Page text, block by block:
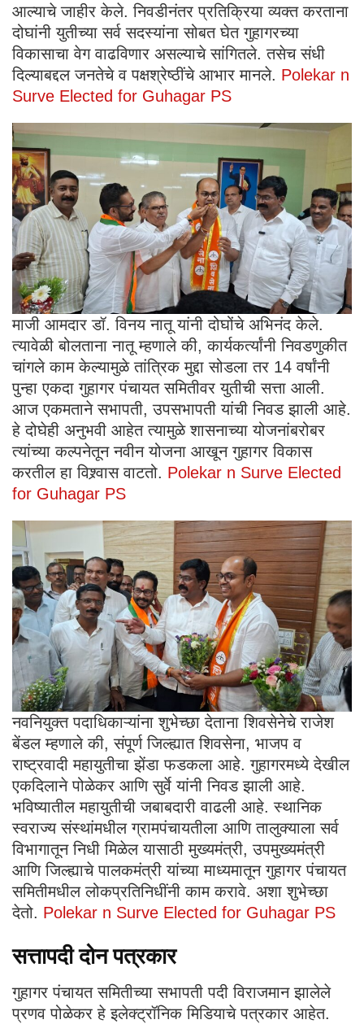
आल्याचे जाहीर केले. निवडीनंतर प्रतिक्रिया व्यक्त करताना
दोघांनी युतीच्या सर्व सदस्यांना सोबत घेत गुहागरच्या
विकासाचा वेग वाढविणार असल्याचे सांगितले. तसेच संधी
दिल्याबद्दल जनतेचे व पक्षश्रेष्ठींचे आभार मानले. Polekar n
Surve Elected for Guhagar PS
माजी आमदार डॉ. विनय नातू यांनी दोघोंचे अभिनंद केले.
त्यावेळी बोलताना नातू म्हणाले की, कार्यकर्त्यांनी निवडणुकीत
चांगले काम केल्यामुळे तांत्रिक मुद्दा सोडला तर 14 वर्षांनी
पुन्हा एकदा गुहागर पंचायत समितीवर युतीची सत्ता आली.
आज एकमताने सभापती, उपसभापती यांची निवड झाली आहे.
हे दोघेही अनुभवी आहेत त्यामुळे शासनाच्या योजनांबरोबर
त्यांच्या कल्पनेतून नवीन योजना आखून गुहागर विकास
करतील हा विश्र्वास वाटतो. Polekar n Surve Elected
for Guhagar PS
नवनियुक्त पदाधिकाऱ्यांना शुभेच्छा देताना शिवसेनेचे राजेश
बेंडल म्हणाले की, संपूर्ण जिल्ह्यात शिवसेना, भाजप व
राष्ट्रवादी महायुतीचा झेंडा फडकला आहे. गुहागरमध्ये देखील
एकदिलाने पोळेकर आणि सुर्वे यांनी निवड झाली आहे.
भविष्यातील महायुतीची जबाबदारी वाढली आहे. स्थानिक
स्वराज्य संस्थांमधील ग्रामपंचायतीला आणि तालुक्याला सर्व
विभागातून निधी मिळेल यासाठी मुख्यमंत्री, उपमुख्यमंत्री
आणि जिल्ह्याचे पालकमंत्री यांच्या माध्यमातून गुहागर पंचायत
समितीमधील लोकप्रतिनिधींनी काम करावे. अशा शुभेच्छा
देतो. Polekar n Surve Elected for Guhagar PS
सत्तापदी दोन पत्रकार
गुहागर पंचायत समितीच्या सभापती पदी विराजमान झालेले
प्रणव पोळेकर हे इलेक्ट्रॉनिक मिडियाचे पत्रकार आहेत.